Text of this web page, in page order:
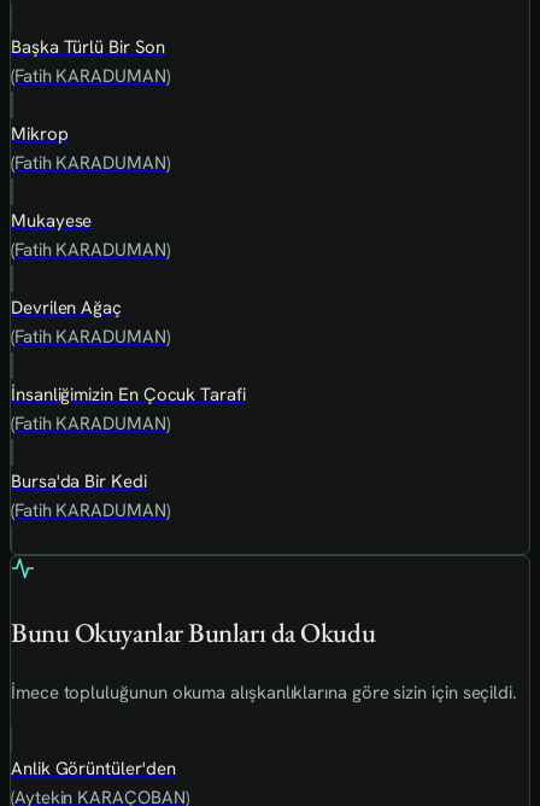
Başka Türlü Bir Son
(Fatih KARADUMAN)
Mikrop
(Fatih KARADUMAN)
Mukayese
(Fatih KARADUMAN)
Devrilen Ağaç
(Fatih KARADUMAN)
İnsanliğimizin En Çocuk Tarafi
(Fatih KARADUMAN)
Bursa'da Bir Kedi
(Fatih KARADUMAN)
Bunu Okuyanlar Bunları da Okudu
İmece topluluğunun okuma alışkanlıklarına göre sizin için seçildi.
Anlik Görüntüler'den
(Aytekin KARAÇOBAN)